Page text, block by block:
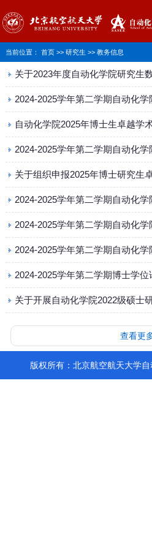
当前位置： 首页>> 研究生 >> 教务信息
2024-2025学年第二学期自动化
自动化学院2025年博士生卓越学
2024-2025学年第二学期自动化
关于组织申报2025年博士研究生
2024-2025学年第二学期自动化
2024-2025学年第二学期自动化
2024-2025学年第二学期博士学
查看更
版权所有：北京航空航天大学